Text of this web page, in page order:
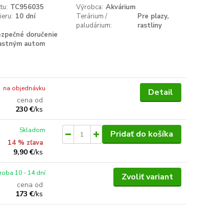
TC956035 Výrobca: Akvárium
10 dní
Terárium /
paludárium:
Pre plazy,
rastliny
doručenie
autom
cena od
230 €/ks
na objednávku Detail
14 % zľava
9,90 €/ks
Skladom Pridať do košíka
cena od
173 €/ks
10 - 14 dní Zvoliť variant